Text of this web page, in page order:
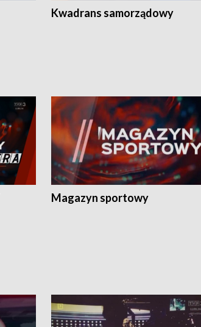
Kwadrans samorządowy
Magazyn sportowy